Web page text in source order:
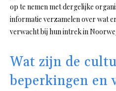
op te nemen met dergelijke
informatie verzamelen over wat
verwacht bij hun intrek in
Wat zijn de
beperkingen en